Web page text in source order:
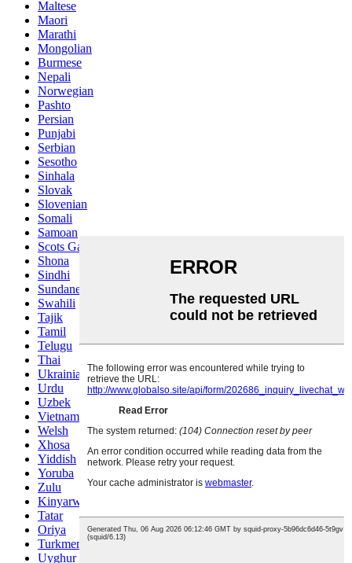
Maltese
Maori
Marathi
Mongolian
Burmese
Nepali
Norwegian
Pashto
Persian
Punjabi
Serbian
Sesotho
Sinhala
Slovak
Slovenian
Somali
Samoan
Scots Gaelic
Shona
Sindhi
Sundanese
Swahili
Tajik
Tamil
Telugu
Thai
Ukrainian
Urdu
Uzbek
Vietnamese
Welsh
Xhosa
Yiddish
Yoruba
Zulu
Kinyarwanda
Tatar
Oriya
Turkmen
Uyghur